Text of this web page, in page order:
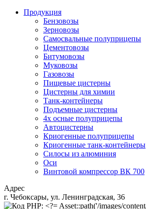
Продукция
Бензовозы
Зерновозы
Самосвальные полуприцепы
Цементовозы
Битумовозы
Муковозы
Газовозы
Пищевые цистерны
Цистерны для химии
Танк-контейнеры
Подъемные цистерны
4х осные полуприцепы
Автоцистерны
Криогенные полуприцепы
Криогенные танк-контейнеры
Силосы из алюминия
Оси
Винтовой компрессор ВК 700
Адрес
г. Чебоксары, ул. Ленинградская, 36